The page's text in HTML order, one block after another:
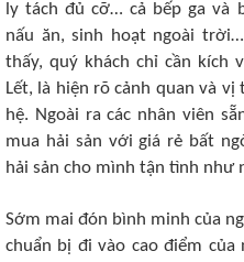
ly tách đủ cỡ… cả bếp ga và
nấu ăn, sinh hoạt ngoài
thấy, quý khách chỉ cần kích
Lết, là hiện rõ cảnh quan và
hệ. Ngoài ra các nhân viên
mua hải sản với giá rẻ bất
hải sản cho mình tận tình như
Sớm mai đón bình minh của
chuẩn bị đi vào cao điểm của